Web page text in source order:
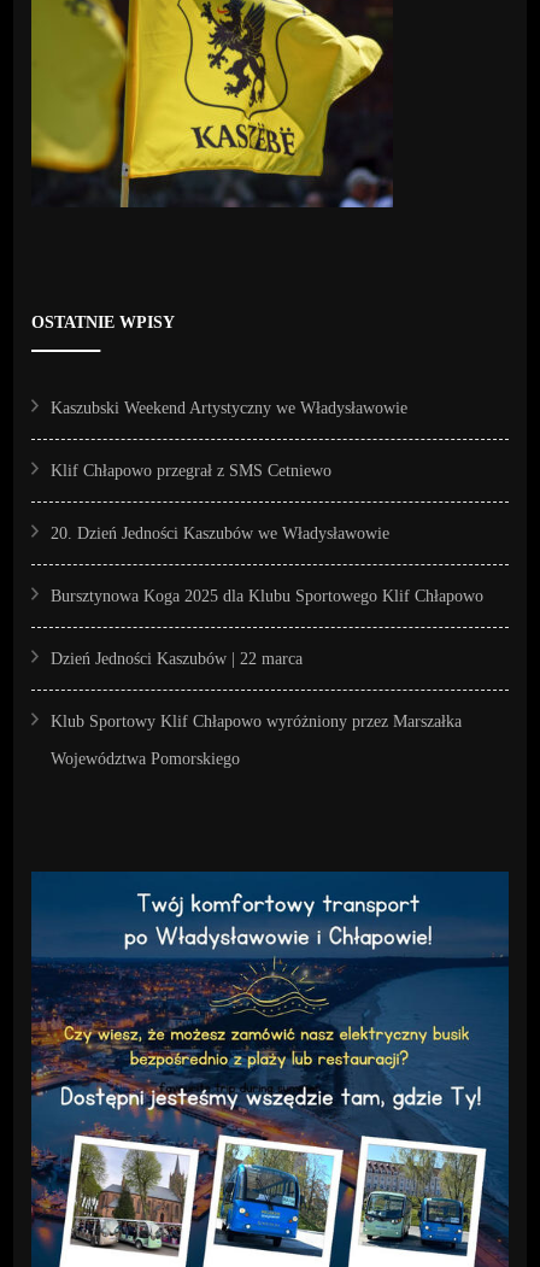
OSTATNIE WPISY
Kaszubski Weekend Artystyczny we Władysławowie
Klif Chłapowo przegrał z SMS Cetniewo
20. Dzień Jedności Kaszubów we Władysławowie
Bursztynowa Koga 2025 dla Klubu Sportowego Klif Chłapowo
Dzień Jedności Kaszubów | 22 marca
Klub Sportowy Klif Chłapowo wyróżniony przez Marszałka
Województwa Pomorskiego